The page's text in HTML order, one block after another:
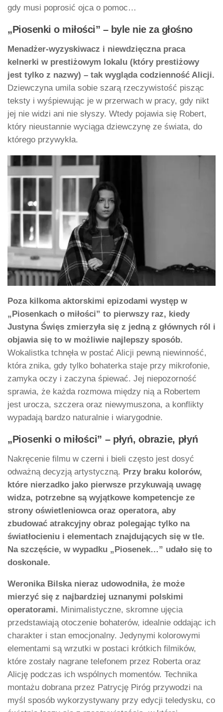
gdy musi poprosić ojca o pomoc…
„Piosenki o miłości” – byle nie za głośno
Menadżer-wyzyskiwacz i niewdzięczna praca
kelnerki w prestiżowym lokalu (który prestiżowy
jest tylko z nazwy) – tak wygląda codzienność Alicji.
Dziewczyna umila sobie szarą rzeczywistość pisząc
teksty i wyśpiewując je w przerwach w pracy, gdy nikt
jej nie widzi ani nie słyszy. Wtedy pojawia się Robert,
który nieustannie wyciąga dziewczynę ze świata, do
którego przywykła.
Poza kilkoma aktorskimi epizodami występ w
„Piosenkach o miłości” to pierwszy raz, kiedy
Justyna Święs zmierzyła się z jedną z głównych ról i
objawia się to w możliwie najlepszy sposób.
Wokalistka tchnęła w postać Alicji pewną niewinność,
która znika, gdy tylko bohaterka staje przy mikrofonie,
zamyka oczy i zaczyna śpiewać. Jej niepozorność
sprawia, że każda rozmowa między nią a Robertem
jest urocza, szczera oraz niewymuszona, a konflikty
wypadają bardzo naturalnie i wiarygodnie.
„Piosenki o miłości” – płyń, obrazie, płyń
Nakręcenie filmu w czerni i bieli często jest dosyć
odważną decyzją artystyczną. Przy braku kolorów,
które nierzadko jako pierwsze przykuwają uwagę
widza, potrzebne są wyjątkowe kompetencje ze
strony oświetleniowca oraz operatora, aby
zbudować atrakcyjny obraz polegając tylko na
światłocieniu i elementach znajdujących się w tle.
Na szczęście, w wypadku „Piosenek…” udało się to
doskonale.
Weronika Bilska nieraz udowodniła, że może
mierzyć się z najbardziej uznanymi polskimi
operatorami. Minimalistyczne, skromne ujęcia
przedstawiają otoczenie bohaterów, idealnie oddając ich
charakter i stan emocjonalny. Jedynymi kolorowymi
elementami są wrzutki w postaci krótkich filmików,
które zostały nagrane telefonem przez Roberta oraz
Alicję podczas ich wspólnych momentów. Technika
montażu dobrana przez Patrycję Piróg przywodzi na
myśl sposób wykorzystywany przy edycji teledysku, co